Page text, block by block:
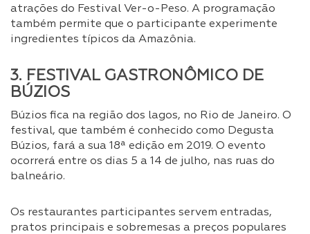
atrações do Festival Ver-o-Peso. A programação
também permite que o participante experimente
ingredientes típicos da Amazônia.
3. FESTIVAL GASTRONÔMICO DE
BÚZIOS
Búzios fica na região dos lagos, no Rio de Janeiro. O
festival, que também é conhecido como Degusta
Búzios, fará a sua 18ª edição em 2019. O evento
ocorrerá entre os dias 5 a 14 de julho, nas ruas do
balneário.
Os restaurantes participantes servem entradas,
pratos principais e sobremesas a preços populares